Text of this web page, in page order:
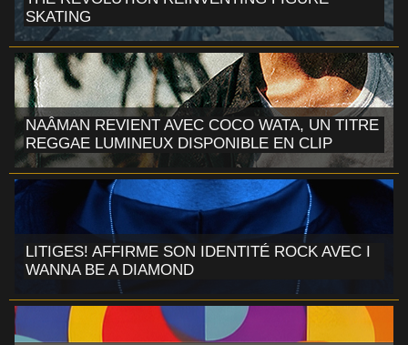
SKATING
NAÂMAN REVIENT AVEC COCO WATA, UN TITRE
REGGAE LUMINEUX DISPONIBLE EN CLIP
LITIGES! AFFIRME SON IDENTITÉ ROCK AVEC I
WANNA BE A DIAMOND